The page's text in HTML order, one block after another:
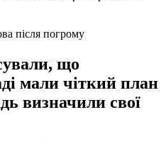
після погрому
що
мали чіткий план
визначили свої